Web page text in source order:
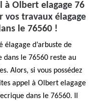
à Olbert elagage 76
travaux élagage
le 76560 !
élagage d’arbuste de
dans le 76560 reste au
Alors, si vous possédez
appel à Olbert elagage
dans le 76560. Il